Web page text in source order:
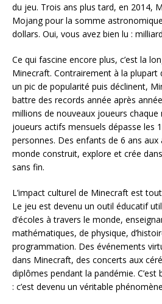
du jeu. Trois ans plus tard, en 2014,
Mojang pour la somme
dollars. Oui, vous avez bien lu :
Ce qui fascine encore plus, c’est la
Minecraft. Contrairement à la plupart
un pic de popularité puis déclinent,
battre des records année après
millions de nouveaux joueurs chaque
joueurs actifs mensuels dépasse les
personnes. Des enfants de 6 ans
monde construit, explore et crée
sans fin.
L’impact culturel de Minecraft est
Le jeu est devenu un outil éducatif
d’écoles à travers le monde,
mathématiques, de physique,
programmation. Des événements
dans Minecraft, des concerts aux
diplômes pendant la pandémie. C’est
: c’est devenu un véritable